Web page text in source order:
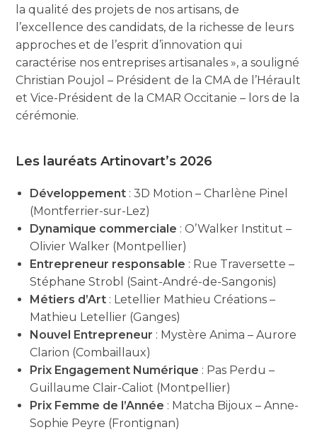
la qualité des projets de nos artisans, de
l’excellence des candidats, de la richesse de leurs
approches et de l’esprit d’innovation qui
caractérise nos entreprises artisanales », a souligné
Christian Poujol – Président de la CMA de l’Hérault
et Vice-Président de la CMAR Occitanie – lors de la
cérémonie.
Les lauréats Artinovart’s 2026
Développement : 3D Motion – Charlène Pinel
(Montferrier-sur-Lez)
Dynamique commerciale : O’Walker Institut –
Olivier Walker (Montpellier)
Entrepreneur responsable : Rue Traversette –
Stéphane Strobl (Saint-André-de-Sangonis)
Métiers d’Art : Letellier Mathieu Créations –
Mathieu Letellier (Ganges)
Nouvel Entrepreneur : Mystère Anima – Aurore
Clarion (Combaillaux)
Prix Engagement Numérique : Pas Perdu –
Guillaume Clair-Caliot (Montpellier)
Prix Femme de l’Année : Matcha Bijoux – Anne-
Sophie Peyre (Frontignan)